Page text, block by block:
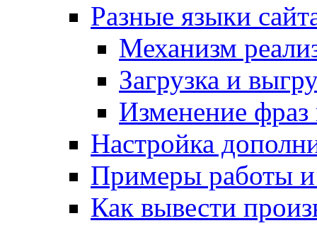
Разные языки
Механизм
Загрузка и
Изменение
Настройка
Примеры работы
Как вывести